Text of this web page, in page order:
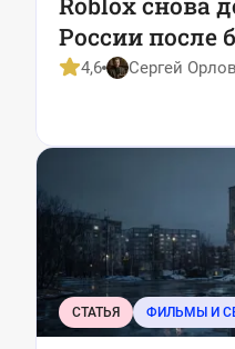
России после
4,6 Сергей Орлов
СТАТЬЯ ФИЛЬМЫ И